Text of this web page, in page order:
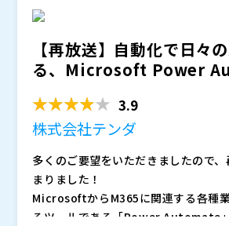
加、削除される可能性があります。
【再放送】自動化で日々
る、Microsoft Power
3.9
株式会社テンダ
多くのご要望をいただきましたので
まりました！
MicrosoftからM365に関連する各種
るツールである「Power Automate